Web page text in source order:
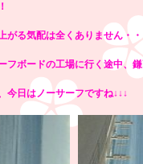
がる気配は全くありません・
フボードの工場に行く途中、鎌
今日はノーサーフですね↓↓↓